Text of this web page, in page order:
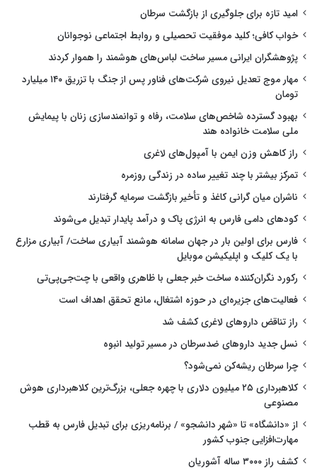
امید تازه برای جلوگیری از بازگشت سرطان
خواب کافی؛ کلید موفقیت تحصیلی و روابط اجتماعی نوجوانان
پژوهشگران ایرانی مسیر ساخت لباس‌های هوشمند را هموار کردند
مهار موج تعدیل نیروی شرکت‌های فناور پس از جنگ با تزریق ۱۴۰ میلیارد
تومان
بهبود گسترده شاخص‌های سلامت، رفاه و توانمندسازی زنان با پیمایش
ملی سلامت خانواده هند
راز کاهش وزن ایمن با آمپول‌های لاغری
تمرکز بیشتر با چند تغییر ساده در زندگی روزمره
ناشران میان گرانی کاغذ و تأخیر بازگشت سرمایه گرفتارند
کودهای دامی فارس به انرژی پاک و درآمد پایدار تبدیل می‌شوند
فارس برای اولین بار در جهان سامانه هوشمند آبیاری ساخت/ آبیاری مزارع
با یک کلیک و اپلیکیشن موبایل
رکورد نگران‌کننده ساخت خبر جعلی با ظاهری واقعی با چت‌جی‌پی‌تی
فعالیت‌های جزیره‌ای در حوزه اشتغال، مانع تحقق اهداف است
راز تناقض داروهای لاغری کشف شد
نسل جدید داروهای ضدسرطان در مسیر تولید انبوه
چرا سرطان ریشه‌کن نمی‌شود؟
کلاهبرداری ۲۵ میلیون دلاری با چهره جعلی، بزرگ‌ترین کلاهبرداری هوش
مصنوعی
از «دانشگاه» تا «شهر دانشجو» / برنامه‌ریزی برای تبدیل فارس به قطب
مهارت‌افزایی جنوب کشور
کشف راز ۳۰۰۰ ساله آشوریان